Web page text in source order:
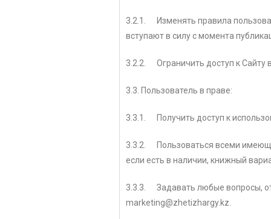
3.2.1. Изменять правила
вступают в силу с момента
3.2.2. Ограничить доступ к Сайту
3.3. Пользователь в праве:
3.3.1. Получить доступ к
3.3.2. Пользоваться всеми
если есть в наличии, книжный
3.3.3. Задавать любые вопросы,
marketing@zhetizhargy.kz.